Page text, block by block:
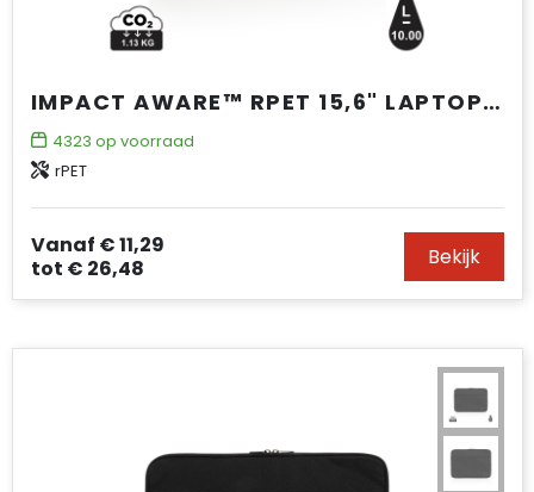
IMPACT AWARE™ RPET 15,6" LAPTOPHOES
4323 op voorraad
rPET
Vanaf € 11,29
tot € 26,48 Bekijk